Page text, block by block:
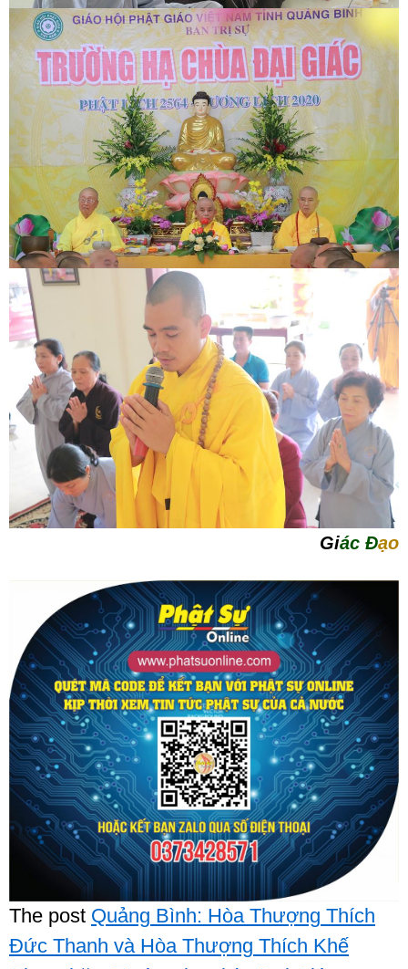
Giác Đạo
The post Quảng Bình: Hòa Thượng Thích
Đức Thanh và Hòa Thượng Thích Khế